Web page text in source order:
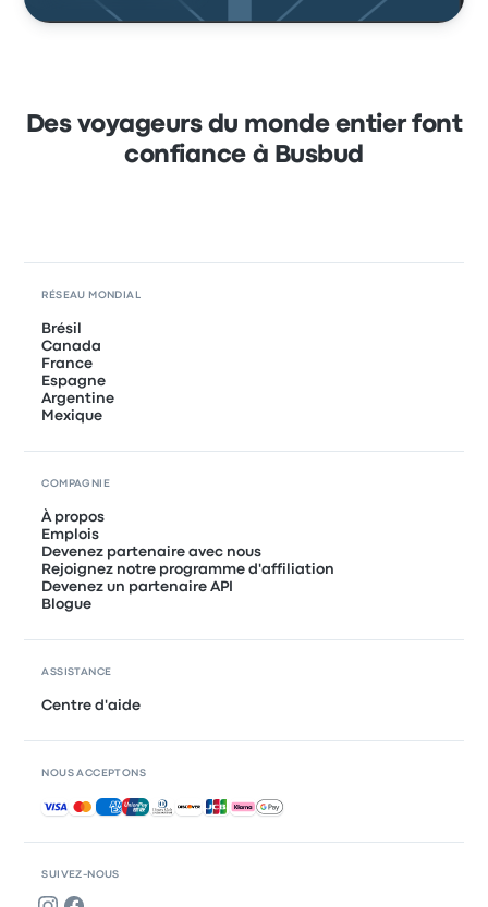
Des voyageurs du monde entier font
confiance à Busbud
SUIVEZ-NOUS
RÉSEAU MONDIAL
Brésil
Canada
France
Espagne
Argentine
Mexique
COMPAGNIE
À propos
Emplois
Devenez partenaire avec nous
Rejoignez notre programme d'affiliation
Devenez un partenaire API
Blogue
ASSISTANCE
Centre d'aide
NOUS ACCEPTONS
Paiements acceptés